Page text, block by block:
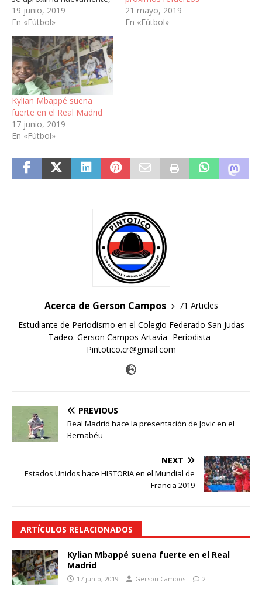
quienes usan sus ahorros
para reforzar su club y
otros esperan solamente
que la superestrella solo
estampe su firma.
Además: Kylian Mbappé
suena fuerte en el Real
Madrid Movimientos del
viejo continente Estos…
19 junio, 2019
En «Fútbol»
21 mayo, 2019
En «Fútbol»
Kylian Mbappé suena
fuerte en el Real Madrid
17 junio, 2019
En «Fútbol»
Acerca de Gerson Campos
71 Articles
Estudiante de Periodismo en el Colegio Federado San Judas
Tadeo. Gerson Campos Artavia -Periodista-
Pintotico.cr@gmail.com
PREVIOUS
Real Madrid hace la presentación de Jovic en el
Bernabéu
NEXT
Estados Unidos hace HISTORIA en el Mundial de
Francia 2019
ARTÍCULOS RELACIONADOS
Kylian Mbappé suena fuerte en el Real
Madrid
17 junio, 2019 Gerson Campos 2